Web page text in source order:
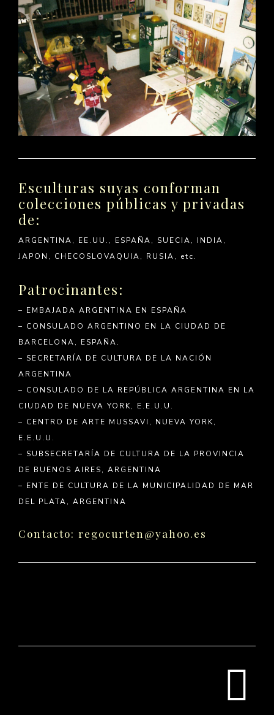
Esculturas suyas conforman
colecciones públicas y privadas
de:
ARGENTINA, EE.UU., ESPAÑA, SUECIA, INDIA,
JAPON, CHECOSLOVAQUIA, RUSIA, etc.
Patrocinantes:
– EMBAJADA ARGENTINA EN ESPAÑA
– CONSULADO ARGENTINO EN LA CIUDAD DE
BARCELONA, ESPAÑA.
– SECRETARÍA DE CULTURA DE LA NACIÓN
ARGENTINA
– CONSULADO DE LA REPÚBLICA ARGENTINA EN LA
CIUDAD DE NUEVA YORK, E.E.U.U.
– CENTRO DE ARTE MUSSAVI, NUEVA YORK,
E.E.U.U.
– SUBSECRETARÍA DE CULTURA DE LA PROVINCIA
DE BUENOS AIRES, ARGENTINA
– ENTE DE CULTURA DE LA MUNICIPALIDAD DE MAR
DEL PLATA, ARGENTINA
Contacto: regocurten@yahoo.es